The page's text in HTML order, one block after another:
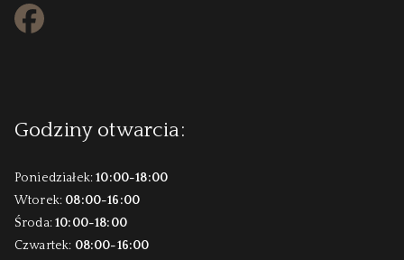
FB
Godziny otwarcia:
Poniedziałek:10:00-18:00
Wtorek: 08:00-16:00
Środa:10:00-18:00
Czwartek: 08:00-16:00